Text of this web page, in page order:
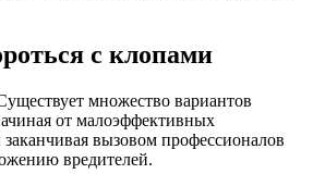
с клопами
множество вариантов
от малоэффективных
вызовом профессионалов
вредителей.